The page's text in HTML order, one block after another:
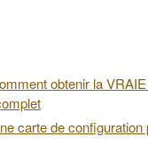
obtenir la
carte de configuration